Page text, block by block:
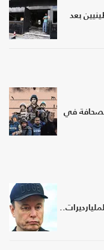
بعد
الصحافة في